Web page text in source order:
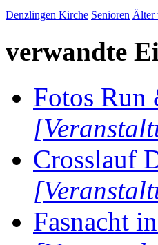
Denzlingen Kirche Senioren Älter
verwandte
Fotos
Crosslauf
Fasnacht